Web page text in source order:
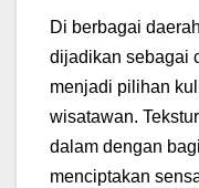
Di berbagai
dijadikan sebagai
menjadi pilihan
wisatawan.
dalam dengan
menciptakan